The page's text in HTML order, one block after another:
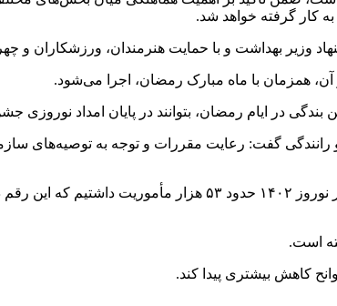
کار گرفته خواهد شد.
وزیر بهداشت و با حمایت هنرمندان، ورزشکاران و
آن، همزمان با ماه مبارک رمضان، اجرا می‌شود.
در ایام رمضان، بتوانند در پایان امداد
رانندگی گفت: رعایت مقررات و توجه به توصیه‌های